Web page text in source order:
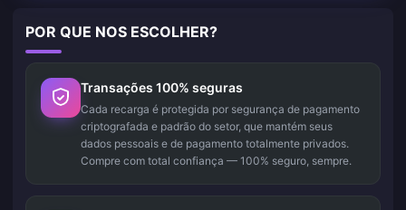
POR QUE NOS ESCOLHER?
Transações 100% seguras
Cada recarga é protegida por segurança de pagamento
criptografada e padrão do setor, que mantém seus
dados pessoais e de pagamento totalmente privados.
Compre com total confiança — 100% seguro, sempre.